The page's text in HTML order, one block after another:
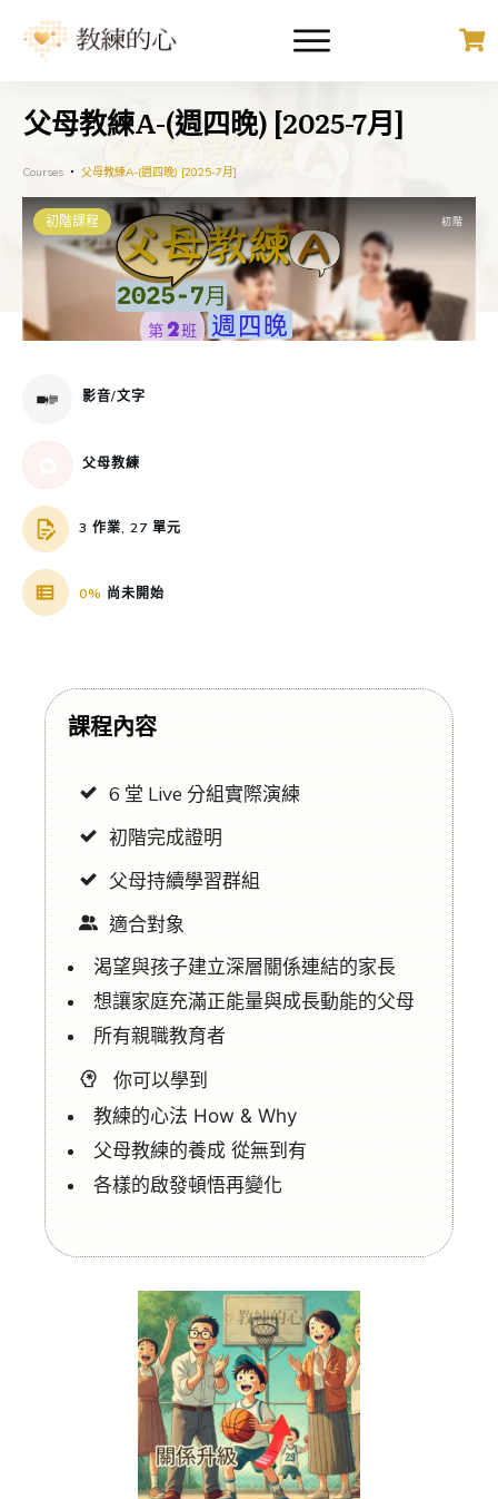
父母教練A-(週四晚) [2025-7月]
Courses 父母教練A-(週四晚) [2025-7月]
初階課程 初階
影音/文字
父母教練
3 作業, 27 單元
0% 尚未開始
課程內容
6 堂 Live 分組實際演練
初階完成證明
父母持續學習群組
適合對象
渴望與孩子建立深層關係連結的家長
想讓家庭充滿正能量與成長動能的父母
所有親職教育者
你可以學到
教練的心法 How & Why
父母教練的養成 從無到有
各樣的啟發頓悟再變化